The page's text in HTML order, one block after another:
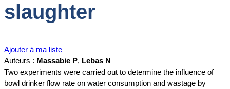
slaughter
Ajouter à ma liste
Auteurs : Massabie P, Lebas N
Two experiments were carried out to determine the influence of
bowl drinker flow rate on water consumption and wastage by